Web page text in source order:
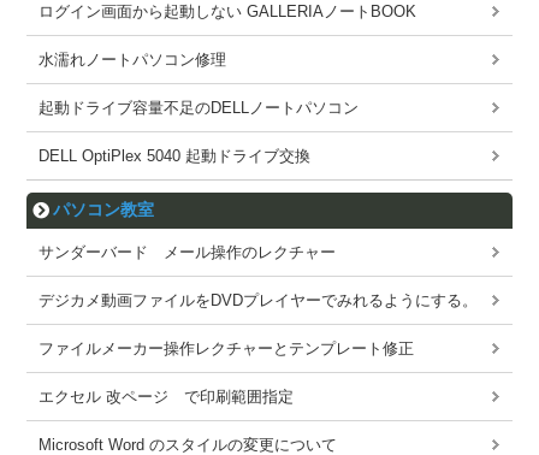
ログイン画面から起動しない GALLERIAノートBOOK
水濡れノートパソコン修理
起動ドライブ容量不足のDELLノートパソコン
DELL OptiPlex 5040 起動ドライブ交換
パソコン教室
サンダーバード メール操作のレクチャー
デジカメ動画ファイルをDVDプレイヤーでみれるようにする。
ファイルメーカー操作レクチャーとテンプレート修正
エクセル 改ページ で印刷範囲指定
Microsoft Word のスタイルの変更について